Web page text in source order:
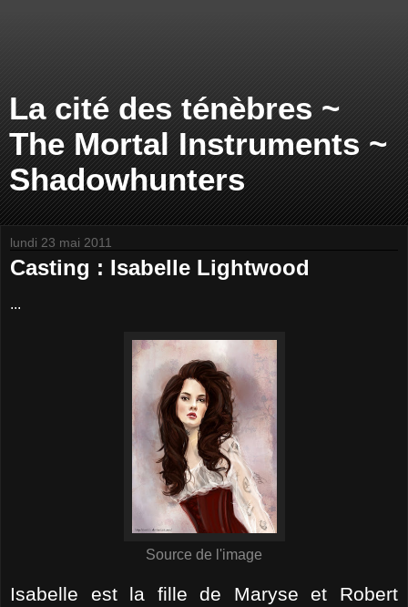
La cité des ténèbres ~
The Mortal Instruments ~
Shadowhunters
lundi 23 mai 2011
Casting : Isabelle Lightwood
...
Source de l'image
Isabelle est la fille de Maryse et Robert